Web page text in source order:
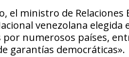
el ministro de
venezolana
por numerosos países,
garantías democráticas».